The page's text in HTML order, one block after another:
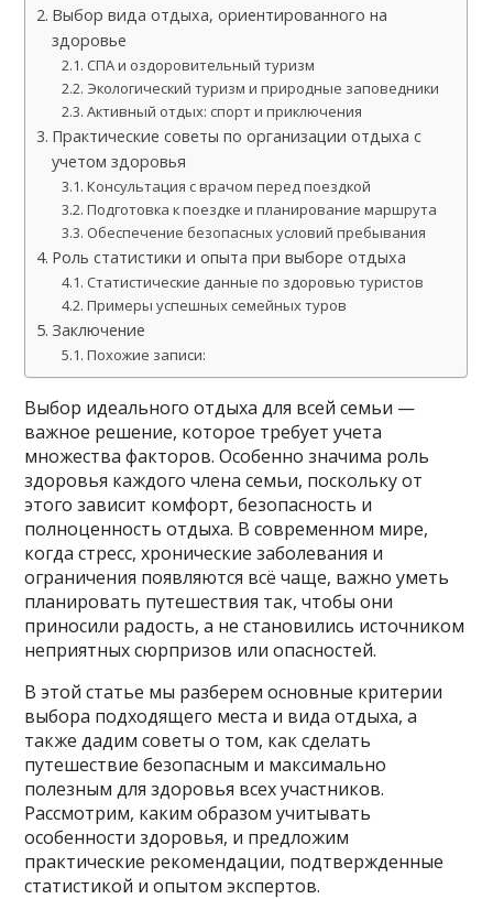
Выбор вида отдыха, ориентированного на
здоровье
СПА и оздоровительный туризм
Экологический туризм и природные заповедники
Активный отдых: спорт и приключения
Практические советы по организации отдыха с
учетом здоровья
Консультация с врачом перед поездкой
Подготовка к поездке и планирование маршрута
Обеспечение безопасных условий пребывания
Роль статистики и опыта при выборе отдыха
Статистические данные по здоровью туристов
Примеры успешных семейных туров
Заключение
Похожие записи:
Выбор идеального отдыха для всей семьи —
важное решение, которое требует учета
множества факторов. Особенно значима роль
здоровья каждого члена семьи, поскольку от
этого зависит комфорт, безопасность и
полноценность отдыха. В современном мире,
когда стресс, хронические заболевания и
ограничения появляются всё чаще, важно уметь
планировать путешествия так, чтобы они
приносили радость, а не становились источником
неприятных сюрпризов или опасностей.
В этой статье мы разберем основные критерии
выбора подходящего места и вида отдыха, а
также дадим советы о том, как сделать
путешествие безопасным и максимально
полезным для здоровья всех участников.
Рассмотрим, каким образом учитывать
особенности здоровья, и предложим
практические рекомендации, подтвержденные
статистикой и опытом экспертов.